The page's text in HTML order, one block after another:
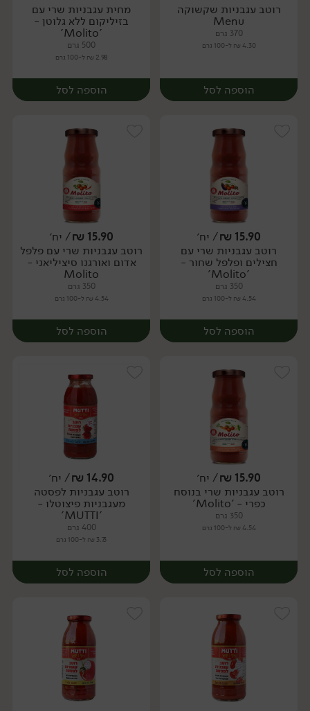
יח׳ יח׳
רוטב עגבניות שקשוקה
Menu
370 גרם
4.30 ₪ ל-100 גרם
הוספה לסל
יח׳
מחית עגבניות שרי עם
בזיליקום ללא גלוטן -
'Molito'
500 גרם
2.98 ₪ ל-100 גרם
הוספה לסל
יח׳
15.90
₪/ יח׳
רוטב עגבניות שרי עם
חצילים ופלפל שחור -
'Molito'
350 גרם
4.54 ₪ ל-100 גרם
הוספה לסל
יח׳
15.90
₪/ יח׳
רוטב עגבניות שרי עם פלפל
אדום ואורגנו סיציליאני -
Molito
350 גרם
4.54 ₪ ל-100 גרם
הוספה לסל
יח׳
15.90
₪/ יח׳
רוטב עגבניות שרי בנוסח
כפרי - 'Molito'
350 גרם
4.54 ₪ ל-100 גרם
הוספה לסל
14.90
₪/ יח׳
רוטב עגבניות לפסטה
מעגבניות פיצוטלו -
'MUTTI'
400 גרם
3.73 ₪ ל-100 גרם
הוספה לסל